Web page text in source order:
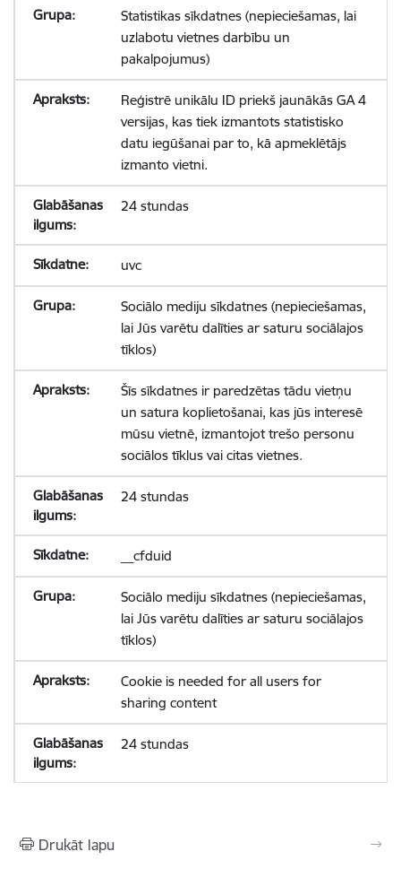
Statistikas sīkdatnes (nepieciešamas, lai
uzlabotu vietnes darbību un
pakalpojumus)
Reģistrē unikālu ID priekš jaunākās GA 4
versijas, kas tiek izmantots statistisko
datu iegūšanai par to, kā apmeklētājs
izmanto vietni.
24 stundas
uvc
Sociālo mediju sīkdatnes (nepieciešamas,
lai Jūs varētu dalīties ar saturu sociālajos
tīklos)
Šīs sīkdatnes ir paredzētas tādu vietņu
un satura koplietošanai, kas jūs interesē
mūsu vietnē, izmantojot trešo personu
sociālos tīklus vai citas vietnes.
24 stundas
__cfduid
Sociālo mediju sīkdatnes (nepieciešamas,
lai Jūs varētu dalīties ar saturu sociālajos
tīklos)
Cookie is needed for all users for
sharing content
24 stundas
Drukāt lapu